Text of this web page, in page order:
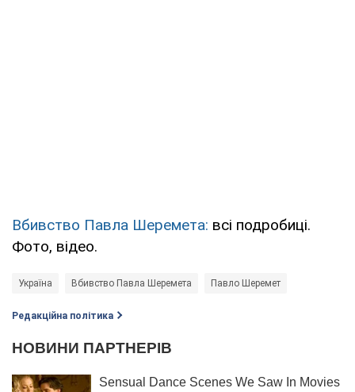
Вбивство Павла Шеремета: всі подробиці.
Фото, відео.
Україна Вбивство Павла Шеремета Павло Шеремет
Редакційна політика